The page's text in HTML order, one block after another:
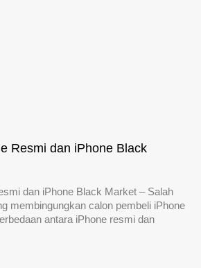
Resmi dan iPhone Black
dan iPhone Black Market – Salah
membingungkan calon pembeli iPhone
antara iPhone resmi dan